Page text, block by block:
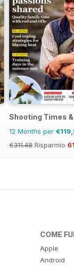
Shooting Times &
12 Months per
€311.48 Risparmio
COME
Apple
Android